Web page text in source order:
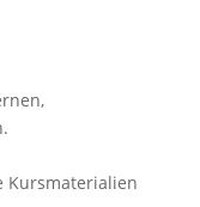
Kursmaterialien